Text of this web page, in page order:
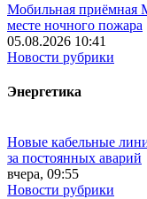
Мобильная приёмная
месте ночного пожара
05.08.2026 10:41
Новости рубрики
Энергетика
Новые кабельные
за постоянных аварий
вчера, 09:55
Новости рубрики